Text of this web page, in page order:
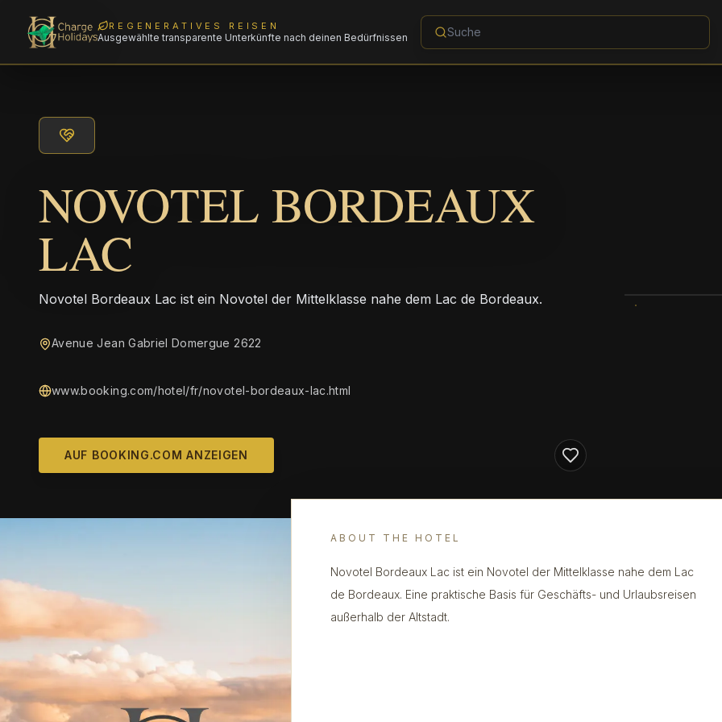
REGENERATIVES REISEN
Ausgewählte transparente Unterkünfte nach deinen Bedürfnissen
NOVOTEL BORDEAUX
LAC
Novotel Bordeaux Lac ist ein Novotel der Mittelklasse nahe dem Lac de Bordeaux.
Avenue Jean Gabriel Domergue 2622
www.booking.com/hotel/fr/novotel-bordeaux-lac.html
AUF BOOKING.COM ANZEIGEN
ABOUT THE HOTEL
Novotel Bordeaux Lac ist ein Novotel der Mittelklasse nahe dem Lac
de Bordeaux. Eine praktische Basis für Geschäfts- und Urlaubsreisen
außerhalb der Altstadt.